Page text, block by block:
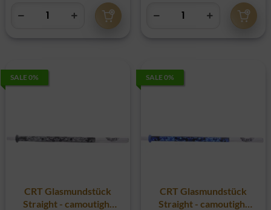
SALE 0%
CRT Glasmundstück
Straight - camoutight
SALE 0%
CRT Glasmundstück
Straight - camoutight